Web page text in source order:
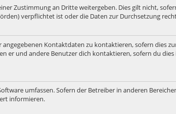
Zustimmung an Dritte weitergeben. Dies gilt nicht,
verpflichtet ist oder die Daten zur Durchsetzung
Kontaktdaten zu kontaktieren, sofern dies
er und andere Benutzer dich kontaktieren, sofern du
umfassen. Sofern der Betreiber in anderen
informieren.